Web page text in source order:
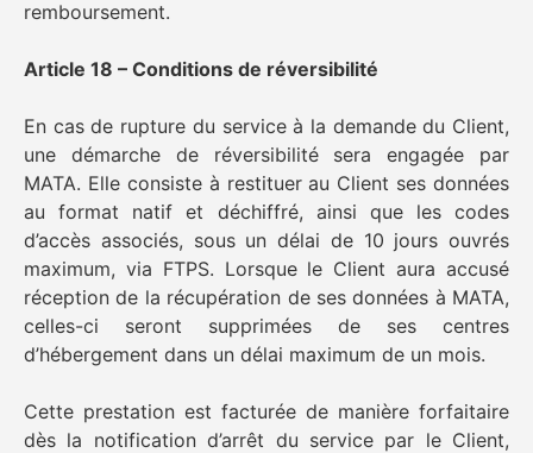
remboursement.
Article 18 – Conditions de réversibilité
En cas de rupture du service à la demande du Client,
une démarche de réversibilité sera engagée par
MATA. Elle consiste à restituer au Client ses données
au format natif et déchiffré, ainsi que les codes
d’accès associés, sous un délai de 10 jours ouvrés
maximum, via FTPS. Lorsque le Client aura accusé
réception de la récupération de ses données à MATA,
celles-ci seront supprimées de ses centres
d’hébergement dans un délai maximum de un mois.
Cette prestation est facturée de manière forfaitaire
dès la notification d’arrêt du service par le Client,